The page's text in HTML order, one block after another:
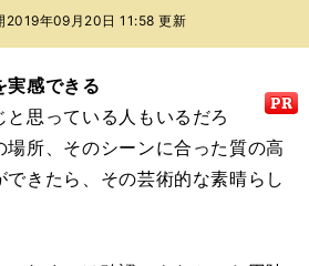
2019年09月20日 11:58 更新
実感できる
思っている人もいるだろ
場所、そのシーンに合った質の高
きたら、その芸術的な素晴らし